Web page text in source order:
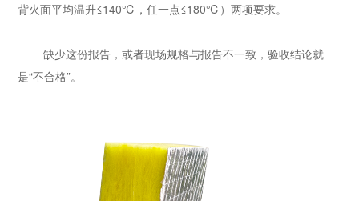
背火面平均温升≤140℃，任一点≤180℃）两项要求。
缺少这份报告，或者现场规格与报告不一致，验收结论就
是“不合格”。